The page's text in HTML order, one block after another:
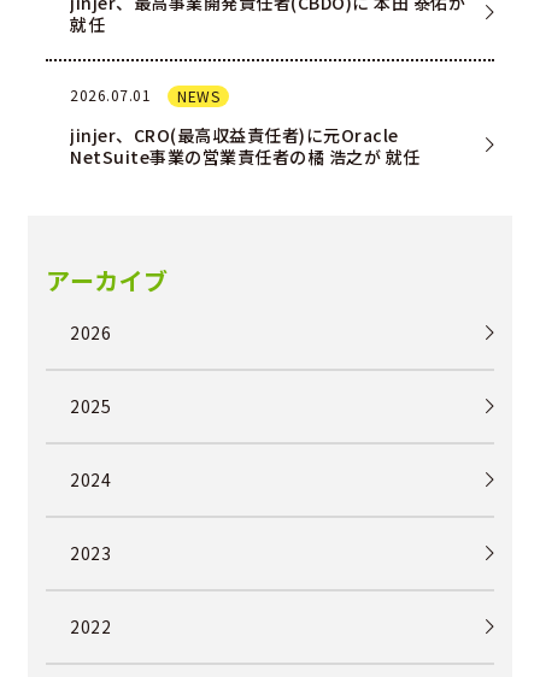
就任
2026.07.01 NEWS
jinjer、CRO(最高収益責任者)に元Oracle
NetSuite事業の営業責任者の橘 浩之が 就任
アーカイブ
2026
2025
2024
2023
2022